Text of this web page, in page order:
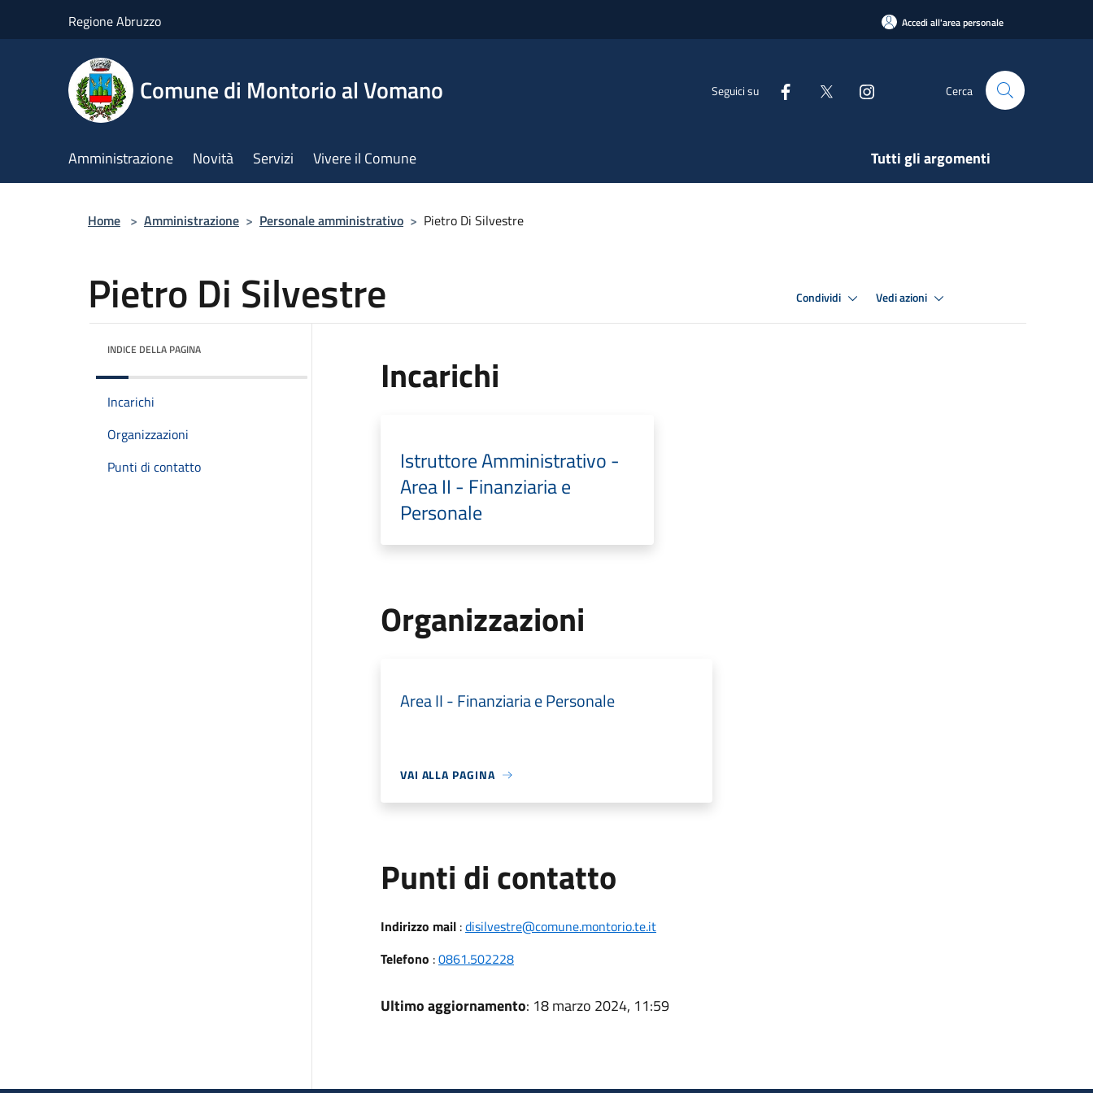
Regione Abruzzo Accedi all'area personale
Comune di Montorio al Vomano Seguici su Cerca
Amministrazione Novità Servizi Vivere il Comune Tutti gli argomenti
Home > Amministrazione > Personale amministrativo > Pietro Di Silvestre
Pietro Di Silvestre Condividi Vedi azioni
INDICE DELLA PAGINA
Incarichi
Organizzazioni
Punti di contatto
Incarichi
Istruttore Amministrativo -
Area II - Finanziaria e
Personale
Organizzazioni
Area II - Finanziaria e Personale
VAI ALLA PAGINA
Punti di contatto
Indirizzo mail:disilvestre@comune.montorio.te.it
Telefono :0861.502228
Ultimo aggiornamento: 18 marzo 2024, 11:59